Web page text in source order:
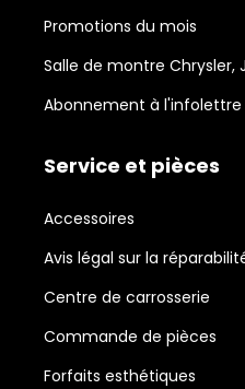
Promotions du mois
Salle de montre Chrysler,
Abonnement à l'infolettre
Service et pièces
Accessoires
Avis légal sur la
Centre de carrosserie
Commande de pièces
Forfaits esthétiques